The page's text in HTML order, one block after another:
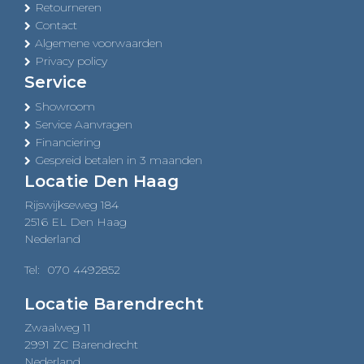
Retourneren
Contact
Algemene voorwaarden
Privacy policy
Service
Showroom
Service Aanvragen
Financiering
Gespreid betalen in 3 maanden
Locatie Den Haag
Rijswijkseweg 184
2516 EL Den Haag
Nederland
Tel: 070 4492852
Locatie Barendrecht
Zwaalweg 11
2991 ZC Barendrecht